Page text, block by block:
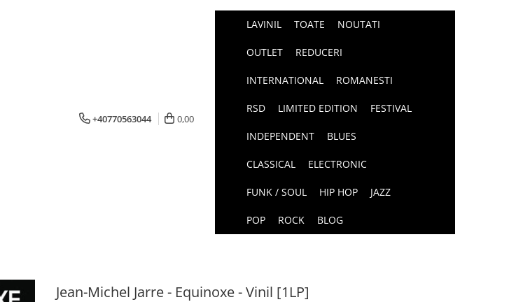
+40770563044 0,00
LAVINIL TOATE NOUTATI
OUTLET REDUCERI
INTERNATIONAL ROMANESTI
RSD LIMITED EDITION FESTIVAL
INDEPENDENT BLUES
CLASSICAL ELECTRONIC
FUNK / SOUL HIP HOP JAZZ
POP ROCK BLOG
Jean-Michel Jarre - Equinoxe - Vinil [1LP]